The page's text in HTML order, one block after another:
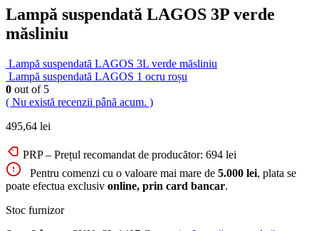
Lampă suspendată LAGOS 3P verde
măsliniu
Lampă suspendată LAGOS 3L verde măsliniu
Lampă suspendată LAGOS 1 ocru roșu
0 out of 5
( Nu există recenzii până acum. )
495,64 lei
PRP – Prețul recomandat de producător: 694 lei
Pentru comenzi cu o valoare mai mare de 5.000 lei, plata se
poate efectua exclusiv online, prin card bancar.
Stoc furnizor